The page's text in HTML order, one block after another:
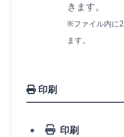
きます。
※ファイル内に
ます。
印刷
印刷